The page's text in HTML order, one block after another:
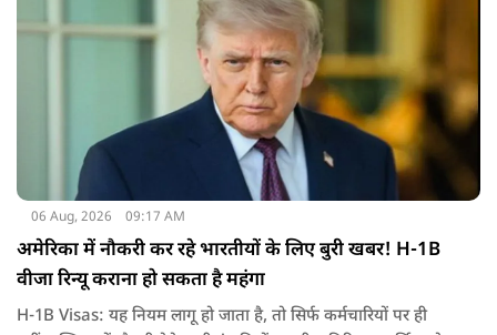
06 Aug, 2026 09:17 AM
अमेरिका में नौकरी कर रहे भारतीयों के लिए बुरी खबर! H-1B
वीजा रिन्यू कराना हो सकता है महंगा
H-1B Visas: यह नियम लागू हो जाता है, तो सिर्फ कर्मचारियों पर ही